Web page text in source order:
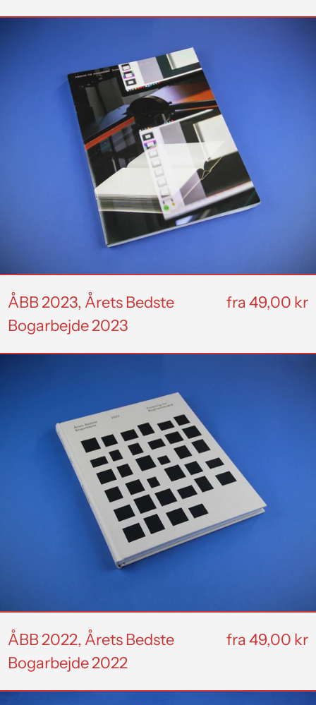
2023,
Årets
Bedste
Bogarbejde
2023
ÅBB 2023, Årets Bedste
Bogarbejde 2023
fra 49,00 kr
2022,
Årets
Bedste
Bogarbejde
2022
ÅBB 2022, Årets Bedste
Bogarbejde 2022
fra 49,00 kr